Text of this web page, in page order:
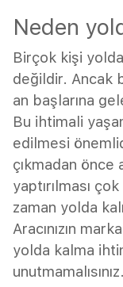
Neden
Birçok kişi
değildir. Ancak
an başlarına
Bu ihtimali
edilmesi
çıkmadan önce
yaptırılması
zaman yolda
Aracınızın
yolda kalma
unutmamalısınız.